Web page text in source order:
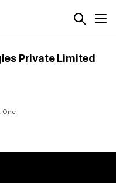
Private Limited
One